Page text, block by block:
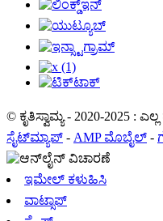
© ಕೃತಿಸ್ವಾಮ್ಯ - 2020-2025 :
ಸೈಟ್‌ಮ್ಯಾಪ್ - AMP ಮೊಬೈಲ್ -
ಇಮೇಲ್ ಕಳುಹಿಸಿ
ವಾಟ್ಸಾಪ್